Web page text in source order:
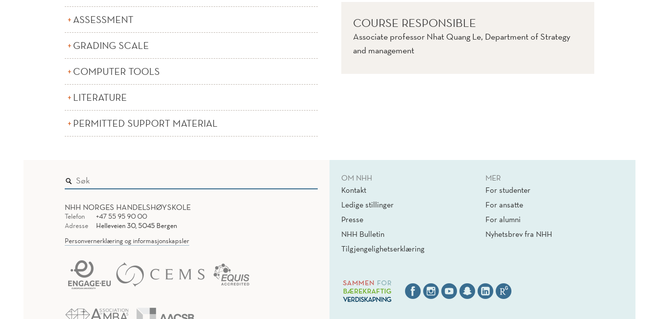
ASSESSMENT
GRADING SCALE
COMPUTER TOOLS
LITERATURE
PERMITTED SUPPORT MATERIAL
COURSE RESPONSIBLE
Associate professor Nhat Quang Le, Department of Strategy
and management
NHH NORGES HANDELSHØYSKOLE
Telefon
+47 55 95 90 00
Adresse
Helleveien 30, 5045 Bergen
Personvernerklæring og informasjonskapsler
OM NHH
Kontakt
Ledige stillinger
Presse
NHH Bulletin
Tilgjengelighetserklæring
MER
For studenter
For ansatte
For alumni
Nyhetsbrev fra NHH